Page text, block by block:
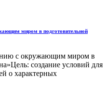
миром в подготовительной
с окружающим миром в
создание условий для
о характерных